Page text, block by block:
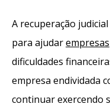
A recuperação
para ajudarempresas
dificuldades
empresa endividada
continuar exercendo